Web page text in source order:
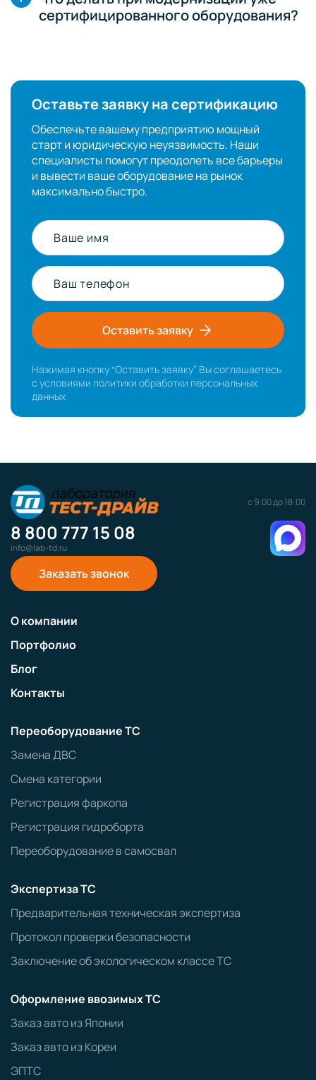
сертифицированного оборудования?
Оставьте заявку на сертификацию
Обеспечьте вашему предприятию мощный
старт и юридическую неуязвимость. Наши
специалисты помогут преодолеть все барьеры
и вывести ваше оборудование на рынок
максимально быстро.
Ваше имя
Ваш телефон
Оставить заявку
Нажимая кнопку “Оставить заявку” Вы соглашаетесь
с условиями политики обработки персональных
данных
с 9:00 до 18:00
8 800 777 15 08
info@lab-td.ru
Заказать звонок
О компании
Портфолио
Блог
Контакты
Переоборудование ТС
Замена ДВС
Смена категории
Регистрация фаркопа
Регистрация гидроборта
Переоборудование в самосвал
Экспертиза ТС
Предварительная техническая экспертиза
Протокол проверки безопасности
Заключение об экологическом классе ТС
Оформление ввозимых ТС
Заказ авто из Японии
Заказ авто из Кореи
ЭПТС